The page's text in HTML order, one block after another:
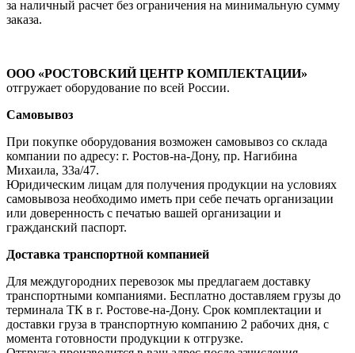
за наличный расчет без ограничения на минимальную сумму
заказа.
ООО «РОСТОВСКИЙ ЦЕНТР КОМПЛЕКТАЦИИ»
отгружает оборудование по всей России.
Самовывоз
При покупке оборудования возможен самовывоз со склада
компании по адресу: г. Ростов-на-Дону, пр. Нагибина
Михаила, 33а/47.
Юридическим лицам для получения продукции на условиях
самовывоза необходимо иметь при себе печать организации
или доверенность с печатью вашей организации и
гражданский паспорт.
Доставка транспортной компанией
Для междугородних перевозок мы предлагаем доставку
транспортными компаниями. Бесплатно доставляем грузы до
терминала ТК в г. Ростове-на-Дону. Срок комплектации и
доставки груза в транспортную компанию 2 рабочих дня, с
момента готовности продукции к отгрузке.